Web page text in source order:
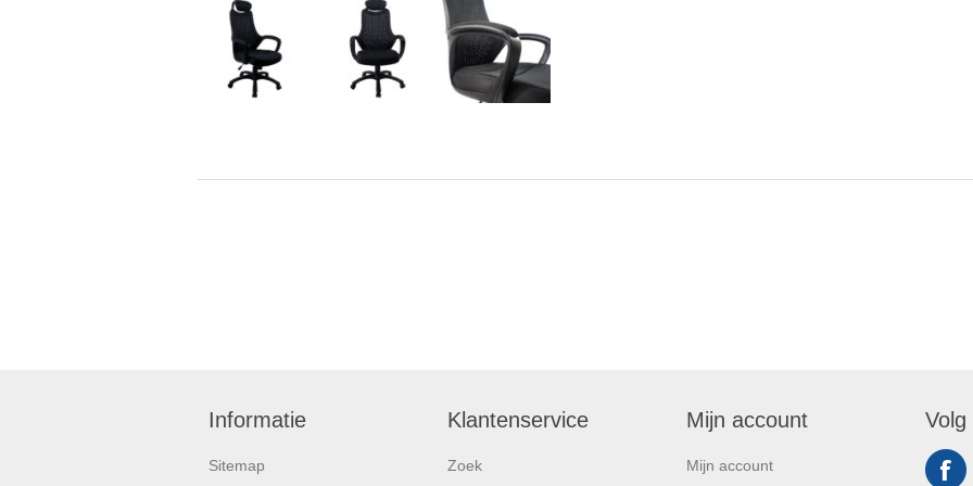
Informatie
Sitemap
Klantenservice
Zoek
Mijn account
Mijn account
Volg